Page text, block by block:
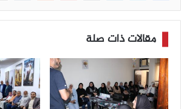
مقالات ذات صلة